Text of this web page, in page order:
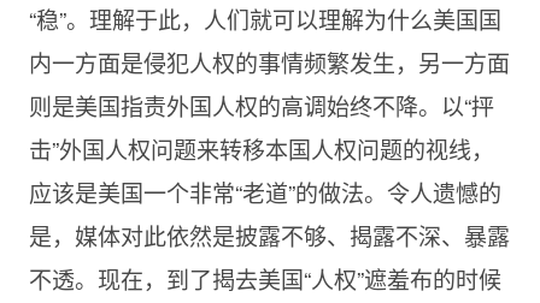
“稳”。理解于此，人们就可以理解为什么美国国
内一方面是侵犯人权的事情频繁发生，另一方面
则是美国指责外国人权的高调始终不降。以“抨
击”外国人权问题来转移本国人权问题的视线，
应该是美国一个非常“老道”的做法。令人遗憾的
是，媒体对此依然是披露不够、揭露不深、暴露
不透。现在，到了揭去美国“人权”遮羞布的时候